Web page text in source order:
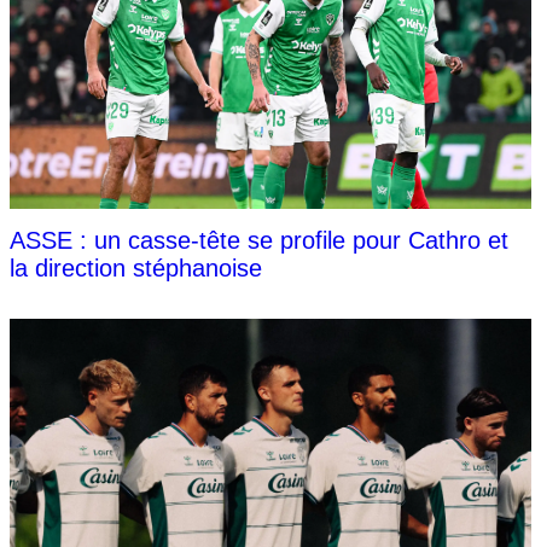
ASSE : un casse-tête se profile pour Cathro et
la direction stéphanoise